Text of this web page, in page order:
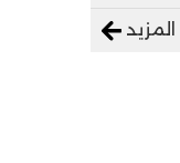
المزيد